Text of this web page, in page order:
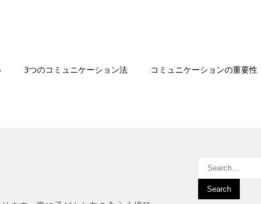
3つのコミュニケーション法 コミュニケーションの重要性